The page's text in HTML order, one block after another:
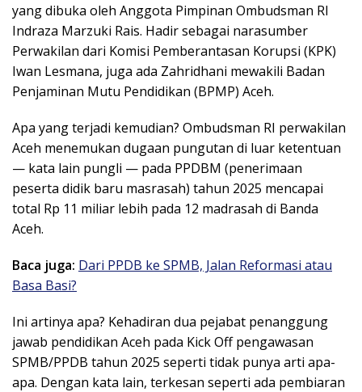
yang dibuka oleh Anggota Pimpinan Ombudsman RI
Indraza Marzuki Rais. Hadir sebagai narasumber
Perwakilan dari Komisi Pemberantasan Korupsi (KPK)
Iwan Lesmana, juga ada Zahridhani mewakili Badan
Penjaminan Mutu Pendidikan (BPMP) Aceh.
Apa yang terjadi kemudian? Ombudsman RI perwakilan
Aceh menemukan dugaan pungutan di luar ketentuan
— kata lain pungli — pada PPDBM (penerimaan
peserta didik baru masrasah) tahun 2025 mencapai
total Rp 11 miliar lebih pada 12 madrasah di Banda
Aceh.
Baca juga: Dari PPDB ke SPMB, Jalan Reformasi atau
Basa Basi?
Ini artinya apa? Kehadiran dua pejabat penanggung
jawab pendidikan Aceh pada Kick Off pengawasan
SPMB/PPDB tahun 2025 seperti tidak punya arti apa-
apa. Dengan kata lain, terkesan seperti ada pembiaran